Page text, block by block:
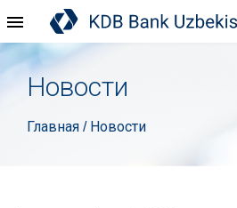
Новости
Главная / Новости